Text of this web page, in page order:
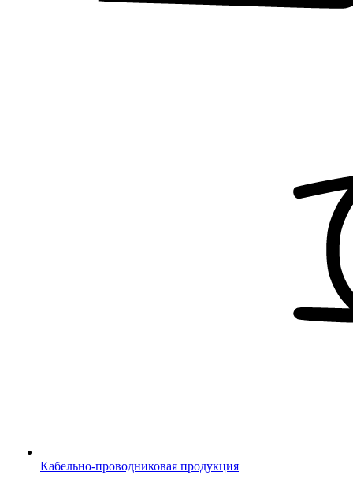
Кабельно-проводниковая продукция